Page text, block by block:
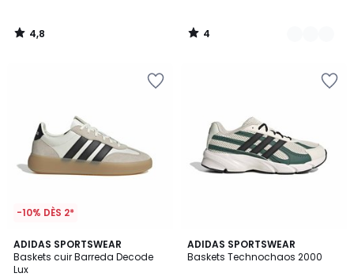
4,8
/
4
/
-10% DÈS 2*
ADIDAS SPORTSWEAR
Baskets cuir Barreda Decode
Lux
4,6
/ 5
2
Couleurs
ADIDAS SPORTSWEAR
Baskets Technochaos 2000
4,8
/ 5
2
Couleurs